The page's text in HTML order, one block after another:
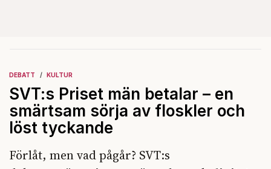
DEBATT KULTUR
SVT:s Priset män betalar – en
smärtsam sörja av floskler och
löst tyckande
Förlåt, men vad pågår? SVT:s